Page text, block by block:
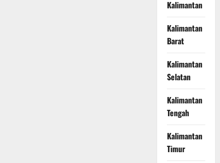
Kalimantan
Kalimantan
Barat
Kalimantan
Selatan
Kalimantan
Tengah
Kalimantan
Timur